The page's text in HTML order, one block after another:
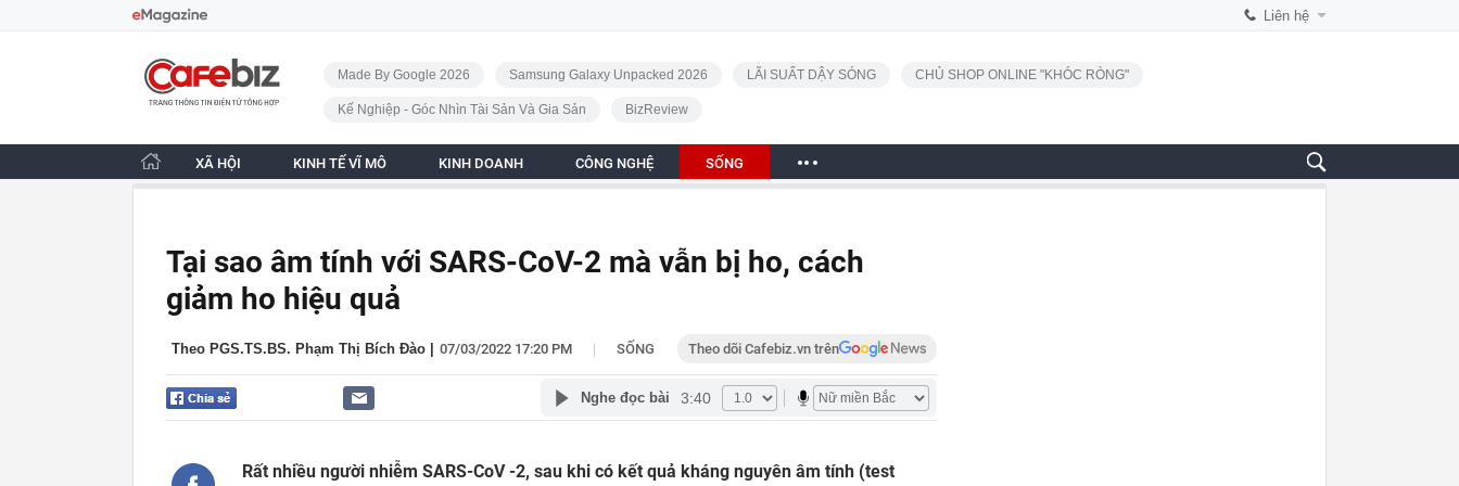
Liên hệ
CafeBiz - Trang chủ
Made By Google 2026 Samsung Galaxy Unpacked 2026 LÃI SUẤT DẬY SÓNG CHỦ SHOP ONLINE "KHÓC RÒNG"
Kế Nghiệp - Góc Nhìn Tài Sản Và Gia Sản BizReview
XÃ HỘI KINH TẾ VĨ MÔ KINH DOANH CÔNG NGHỆ SỐNG
Tại sao âm tính với SARS-CoV-2 mà vẫn bị ho, cách
giảm ho hiệu quả
Theo PGS.TS.BS. Phạm Thị Bích Đào 07/03/2022 17:20 PM | SỐNG Theo dõi Cafebiz.vn trên
Nghe đọc bài 3:40
Rất nhiều người nhiễm SARS-CoV -2, sau khi có kết quả kháng nguyên âm tính (test